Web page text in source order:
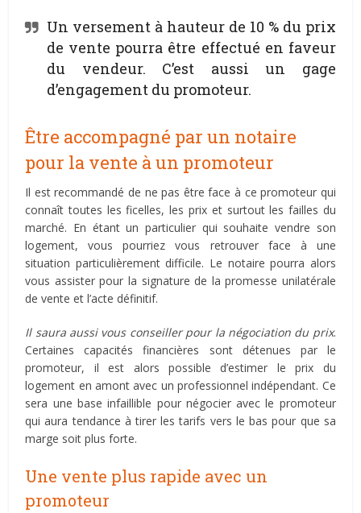
Un versement à hauteur de 10 % du prix
de vente pourra être effectué en faveur
du vendeur. C’est aussi un gage
d’engagement du promoteur.
Être accompagné par un notaire
pour la vente à un promoteur
Il est recommandé de ne pas être face à ce promoteur qui
connaît toutes les ficelles, les prix et surtout les failles du
marché. En étant un particulier qui souhaite vendre son
logement, vous pourriez vous retrouver face à une
situation particulièrement difficile. Le notaire pourra alors
vous assister pour la signature de la promesse unilatérale
de vente et l’acte définitif.
Il saura aussi vous conseiller pour la négociation du prix.
Certaines capacités financières sont détenues par le
promoteur, il est alors possible d’estimer le prix du
logement en amont avec un professionnel indépendant. Ce
sera une base infaillible pour négocier avec le promoteur
qui aura tendance à tirer les tarifs vers le bas pour que sa
marge soit plus forte.
Une vente plus rapide avec un
promoteur